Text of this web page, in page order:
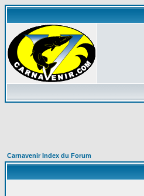
Carnavenir Index du Forum